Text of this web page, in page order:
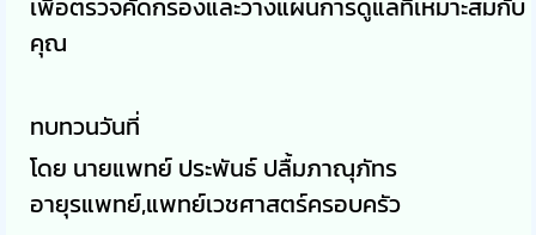
เพื่อตรวจคัดกรองและวางแผนการดูแลที่เหมาะสมกับ
คุณ
ทบทวนวันที่
โดย นายแพทย์ ประพันธ์ ปลื้มภาณุภัทร
อายุรแพทย์,แพทย์เวชศาสตร์ครอบครัว